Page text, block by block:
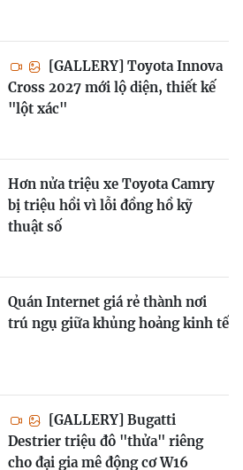
[GALLERY] Toyota Innova
Cross 2027 mới lộ diện, thiết kế
"lột xác"
Hơn nửa triệu xe Toyota Camry
bị triệu hồi vì lỗi đồng hồ kỹ
thuật số
Quán Internet giá rẻ thành nơi
trú ngụ giữa khủng hoảng kinh tế
[GALLERY] Bugatti
Destrier triệu đô "thửa" riêng
cho đại gia mê động cơ W16